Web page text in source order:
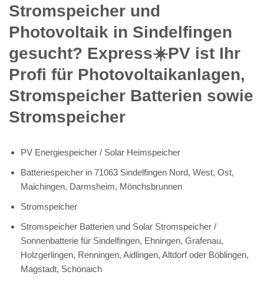
Stromspeicher und
Photovoltaik in Sindelfingen
gesucht? Express☀️PV️ ist Ihr
Profi für Photovoltaikanlagen,
Stromspeicher Batterien sowie
Stromspeicher
PV Energiespeicher / Solar Heimspeicher
Batteriespeicher in 71063 Sindelfingen Nord, West, Ost,
Maichingen, Darmsheim, Mönchsbrunnen
Stromspeicher
Stromspeicher Batterien und Solar Stromspeicher /
Sonnenbatterie für Sindelfingen, Ehningen, Grafenau,
Holzgerlingen, Renningen, Aidlingen, Altdorf oder Böblingen,
Magstadt, Schönaich